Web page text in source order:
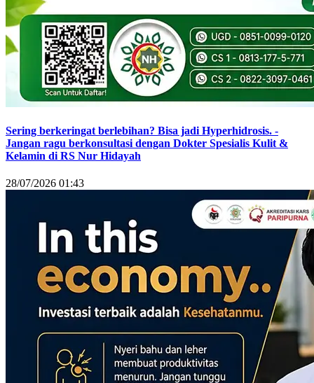
Sering berkeringat berlebihan? Bisa jadi Hyperhidrosis. -
Jangan ragu berkonsultasi dengan Dokter Spesialis Kulit &
Kelamin di RS Nur Hidayah
28/07/2026 01:43